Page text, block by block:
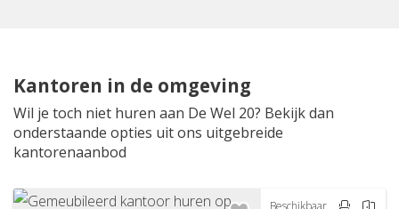
Kantoren in de omgeving
Wil je toch niet huren aan De Wel 20? Bekijk dan
onderstaande opties uit ons uitgebreide
kantorenaanbod
Beschikbaar